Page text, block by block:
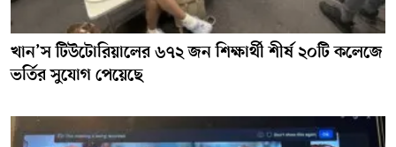
খান’স টিউটোরিয়ালের ৬৭২ জন শিক্ষার্থী শীর্ষ ২০টি কলেজে
ভর্তির সুযোগ পেয়েছে